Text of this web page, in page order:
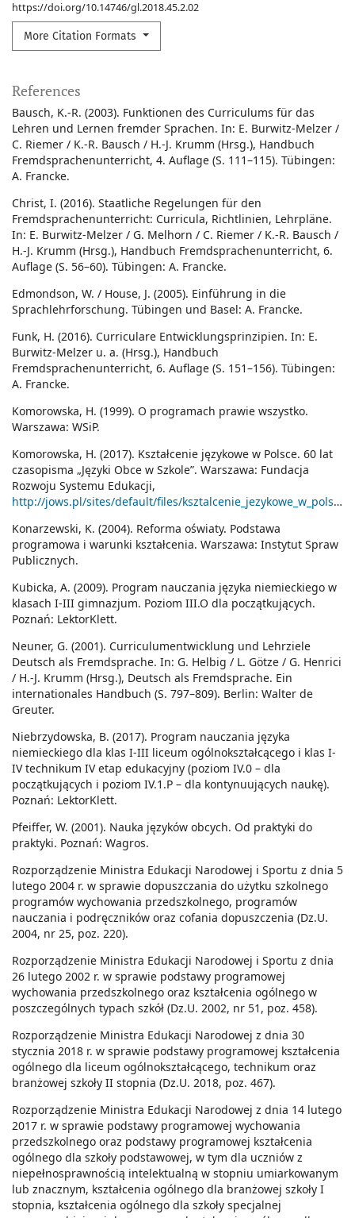
https://doi.org/10.14746/gl.2018.45.2.02
More Citation Formats
References
Bausch, K.-R. (2003). Funktionen des Curriculums für das
Lehren und Lernen fremder Sprachen. In: E. Burwitz-Melzer /
C. Riemer / K.-R. Bausch / H.-J. Krumm (Hrsg.), Handbuch
Fremdsprachenunterricht, 4. Auflage (S. 111–115). Tübingen:
A. Francke.
Christ, I. (2016). Staatliche Regelungen für den
Fremdsprachenunterricht: Curricula, Richtlinien, Lehrpläne.
In: E. Burwitz-Melzer / G. Melhorn / C. Riemer / K.-R. Bausch /
H.-J. Krumm (Hrsg.), Handbuch Fremdsprachenunterricht, 6.
Auflage (S. 56–60). Tübingen: A. Francke.
Edmondson, W. / House, J. (2005). Einführung in die
Sprachlehrforschung. Tübingen und Basel: A. Francke.
Funk, H. (2016). Curriculare Entwicklungsprinzipien. In: E.
Burwitz-Melzer u. a. (Hrsg.), Handbuch
Fremdsprachenunterricht, 6. Auflage (S. 151–156). Tübingen:
A. Francke.
Komorowska, H. (1999). O programach prawie wszystko.
Warszawa: WSiP.
Komorowska, H. (2017). Kształcenie językowe w Polsce. 60 lat
czasopisma „Języki Obce w Szkole”. Warszawa: Fundacja
Rozwoju Systemu Edukacji,
http://jows.pl/sites/default/files/ksztalcenie_jezykowe_w_polsce_www.pdf
Konarzewski, K. (2004). Reforma oświaty. Podstawa
programowa i warunki kształcenia. Warszawa: Instytut Spraw
Publicznych.
Kubicka, A. (2009). Program nauczania języka niemieckiego w
klasach I-III gimnazjum. Poziom III.O dla początkujących.
Poznań: LektorKlett.
Neuner, G. (2001). Curriculumentwicklung und Lehrziele
Deutsch als Fremdsprache. In: G. Helbig / L. Götze / G. Henrici
/ H.-J. Krumm (Hrsg.), Deutsch als Fremdsprache. Ein
internationales Handbuch (S. 797–809). Berlin: Walter de
Greuter.
Niebrzydowska, B. (2017). Program nauczania języka
niemieckiego dla klas I-III liceum ogólnokształcącego i klas I-
IV technikum IV etap edukacyjny (poziom IV.0 – dla
początkujących i poziom IV.1.P – dla kontynuujących naukę).
Poznań: LektorKlett.
Pfeiffer, W. (2001). Nauka języków obcych. Od praktyki do
praktyki. Poznań: Wagros.
Rozporządzenie Ministra Edukacji Narodowej i Sportu z dnia 5
lutego 2004 r. w sprawie dopuszczania do użytku szkolnego
programów wychowania przedszkolnego, programów
nauczania i podręczników oraz cofania dopuszczenia (Dz.U.
2004, nr 25, poz. 220).
Rozporządzenie Ministra Edukacji Narodowej i Sportu z dnia
26 lutego 2002 r. w sprawie podstawy programowej
wychowania przedszkolnego oraz kształcenia ogólnego w
poszczególnych typach szkół (Dz.U. 2002, nr 51, poz. 458).
Rozporządzenie Ministra Edukacji Narodowej z dnia 30
stycznia 2018 r. w sprawie podstawy programowej kształcenia
ogólnego dla liceum ogólnokształcącego, technikum oraz
branżowej szkoły II stopnia (Dz.U. 2018, poz. 467).
Rozporządzenie Ministra Edukacji Narodowej z dnia 14 lutego
2017 r. w sprawie podstawy programowej wychowania
przedszkolnego oraz podstawy programowej kształcenia
ogólnego dla szkoły podstawowej, w tym dla uczniów z
niepełnosprawnością intelektualną w stopniu umiarkowanym
lub znacznym, kształcenia ogólnego dla branżowej szkoły I
stopnia, kształcenia ogólnego dla szkoły specjalnej